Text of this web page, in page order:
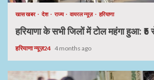
खास खबर देश राज्य वायरल न्यूज़ हरियाणा
हरियाणा के सभी जिलों में टोल महंगा हुआ: ₹5
हरियाणा न्यूज़24 4 months ago